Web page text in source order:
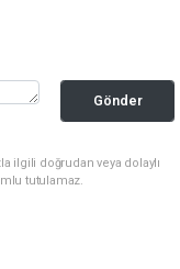
Gönder
ilgili doğrudan veya dolaylı
tutulamaz.